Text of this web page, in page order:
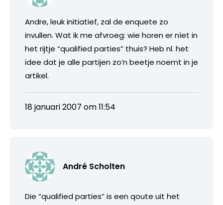
Andre, leuk initiatief, zal de enquete zo
invullen. Wat ik me afvroeg: wie horen er níet in
het rijtje “qualified parties” thuis? Heb nl. het
idee dat je alle partijen zo’n beetje noemt in je
artikel.
18 januari 2007 om 11:54
André Scholten
Die “qualified parties” is een qoute uit het